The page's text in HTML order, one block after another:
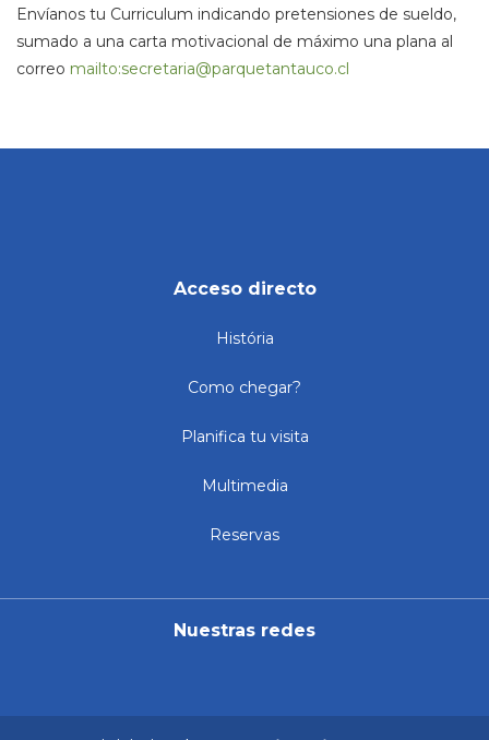
Envíanos tu Curriculum indicando pretensiones de sueldo,
sumado a una carta motivacional de máximo una plana al
correo mailto:secretaria@parquetantauco.cl
Acceso directo
História
Como chegar?
Planifica tu visita
Multimedia
Reservas
Nuestras redes